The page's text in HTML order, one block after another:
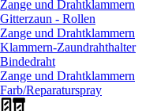
Zange und Drahtklammern
Gitterzaun - Rollen
Zange und Drahtklammern
Klammern-Zaundrahthalter
Bindedraht
Zange und Drahtklammern
Farb/Reparaturspray